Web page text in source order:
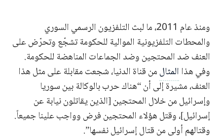
ومنذ عام 2011، ما لبث التلفزيون الرسمي السوري
والمحطات التلفزيونية الموالية للحكومة تشجّع وتحرّض على
العنف ضد المحتجين وضد الجماعات المناهضة للحكومة.
وفي هذا المثالمن قناة الدنيا، شجعت مقابلة على مثل هذا
العنف، مشيرة إلى أن “هناك حرب بالوكالة بين سوريا
وإسرائيل من خلال المحتجين [الذين يقاتلون نيابة عن
إسرائيل]، وقتل هؤلاء المحتجين فرض وواجب علينا جميعاً.
وقتالهم أولى من قتال إسرائيل نفسها”.